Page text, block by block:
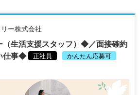
ー株式会社
（生活支援スタッフ）◆／面接確約
仕事◆
正社員 かんたん応募可